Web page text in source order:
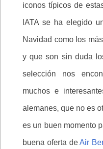
iconos típicos de
IATA se ha elegido
Navidad como los
y que son sin duda
selección nos
muchos e
alemanes, que no es
es un buen momento
buena oferta deAir